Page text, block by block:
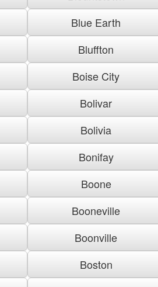
Blue Earth
Bluffton
Boise City
Bolivar
Bolivia
Bonifay
Boone
Booneville
Boonville
Boston